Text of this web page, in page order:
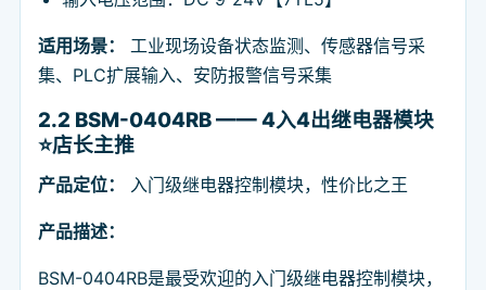
适用场景：
工业现场设备状态监测、传感器信号采
集、PLC扩展输入、安防报警信号采集
2.2 BSM-0404RB —— 4入4出继电器模块
⭐店长主推
产品定位： 入门级继电器控制模块，性价比之王
产品描述：
BSM-0404RB是最受欢迎的入门级继电器控制模块，